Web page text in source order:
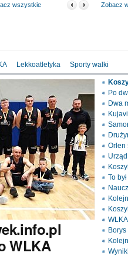
wszystkie Zobacz
Lekkoatletyka Sporty walki
WLKA
Po
Dwa
opinie
Orlen
To
opinie